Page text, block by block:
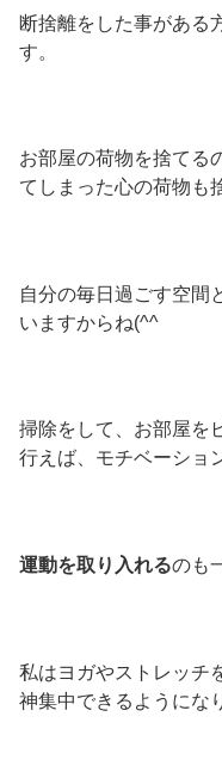
断捨離をした事がある
す。
お部屋の荷物を捨てる
てしまった心の荷物も
自分の毎日過ごす空間
いますからね(^^
掃除をして、お部屋を
行えば、モチベーショ
運動を取り入れるのも
私はヨガやストレッチ
神集中できるようにな